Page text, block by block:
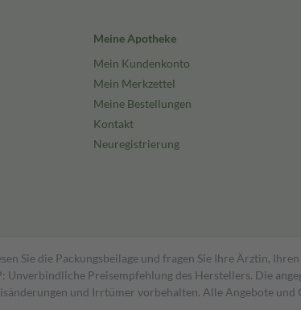
Meine Apotheke
Mein Kundenkonto
Mein Merkzettel
Meine Bestellungen
Kontakt
Neuregistrierung
Sie die Packungsbeilage und fragen Sie Ihre Ärztin,
Preisempfehlung des Herstellers. Die
und Irrtümer vorbehalten. Alle Angebote